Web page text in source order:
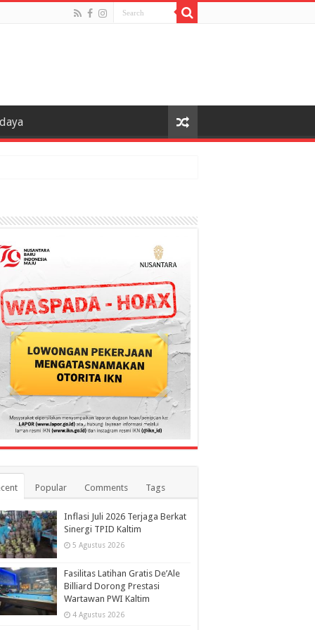
Popular Comments Tags
Inflasi Juli 2026 Terjaga Berkat
Sinergi TPID Kaltim
5 Agustus 2026
Fasilitas Latihan Gratis De’Ale
Billiard Dorong Prestasi
Wartawan PWI Kaltim
4 Agustus 2026